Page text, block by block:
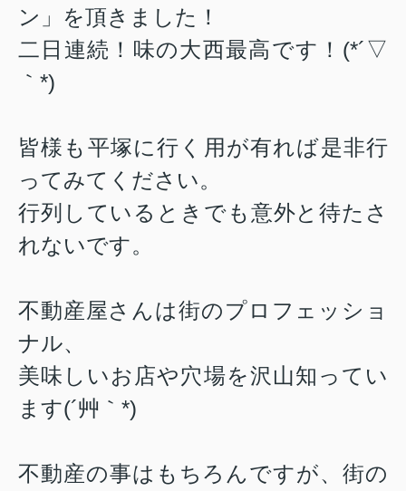
ン」を頂きました！
二日連続！味の大西最高です！(*´▽
｀*)
皆様も平塚に行く用が有れば是非行
ってみてください。
行列しているときでも意外と待たさ
れないです。
不動産屋さんは街のプロフェッショ
ナル、
美味しいお店や穴場を沢山知ってい
ます(´艸｀*)
不動産の事はもちろんですが、街の